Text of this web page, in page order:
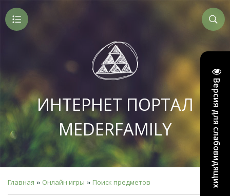
Версия для слабовидящих
ИНТЕРНЕТ ПОРТАЛ
MEDERFAMILY
Главная » Онлайн игры » Поиск предметов